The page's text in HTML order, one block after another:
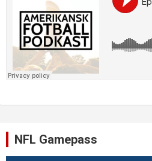
NFL Gamepass